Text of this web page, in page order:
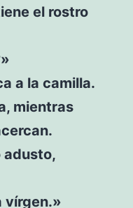
el rostro
a la camilla.
mientras
adusto,
vírgen.»